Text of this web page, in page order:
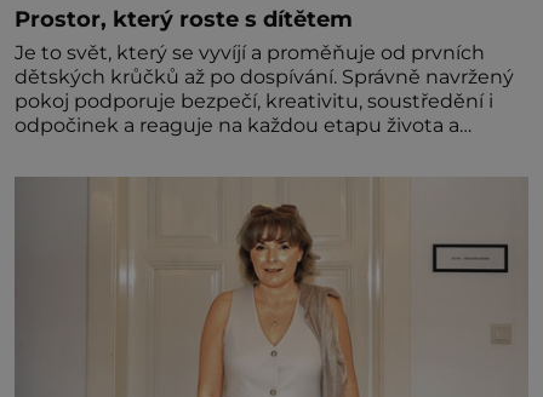
Prostor, který roste s dítětem
Je to svět, který se vyvíjí a proměňuje od prvních
dětských krůčků až po dospívání. Správně navržený
pokoj podporuje bezpečí, kreativitu, soustředění i
odpočinek a reaguje na každou etapu života a
jednoduchost, měkkost a bezpečí, proto by pokoj